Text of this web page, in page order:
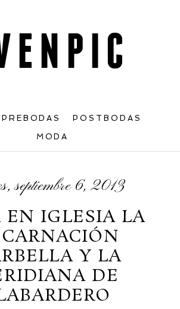
PREBODAS POSTBODAS
MODA
septiembre 6, 2013
EN IGLESIA LA
Y LA
DE